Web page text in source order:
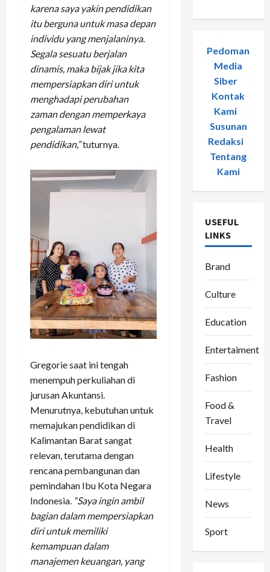
karena saya yakin pendidikan
itu berguna untuk masa depan
individu yang menjalaninya.
Segala sesuatu berjalan
dinamis, maka bijak jika kita
mempersiapkan diri untuk
menghadapi perubahan
zaman dengan memperkaya
pengalaman lewat
pendidikan,”tuturnya.
Gregorie saat ini tengah
menempuh perkuliahan di
jurusan Akuntansi.
Menurutnya, kebutuhan untuk
memajukan pendidikan di
Kalimantan Barat sangat
relevan, terutama dengan
rencana pembangunan dan
pemindahan Ibu Kota Negara
Indonesia. “Saya ingin ambil
bagian dalam mempersiapkan
diri untuk memiliki
kemampuan dalam
manajemen keuangan, yang
Pedoman
Media
Siber-
Kontak
Kami
Susunan
Redaksi-
Tentang
Kami
USEFUL
LINKS
Brand
Culture
Education
Entertaiment
Fashion
Food &
Travel
Health
Lifestyle
News
Sport